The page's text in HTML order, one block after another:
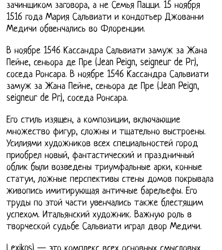
зачинщиком заговора, а не Семья Пацци. 15 ноября
1516 года Мария Сальвиати и кондотьер Джованни
Медичи обвенчались во Флоренции.
В ноябре 1546 Кассандра Сальвиати замуж за Жана
Пейне, сеньора де Пре (Jean Peign, seigneur de Pr),
соседа Ронсара. В ноябре 1546 Кассандра Сальвиати
замуж за Жана Пейне, сеньора де Пре (Jean Peign,
seigneur de Pr), соседа Ронсара.
Его стиль изящен, а композиции, включающие
множество фигур, сложны и тщательно выстроены.
Усилиями художников всех специальностей город
приобрел новый, фантастический и праздничный
облик были возведены триумфальные арки, конные
статуи, ложные перспективы стены домов покрывала
живопись имитирующая античные барельефы. Его
труды по этой части увенчались также блестящим
успехом. Итальянский художник. Важную роль в
творческой судьбе Сальвиати играл двор Медичи.